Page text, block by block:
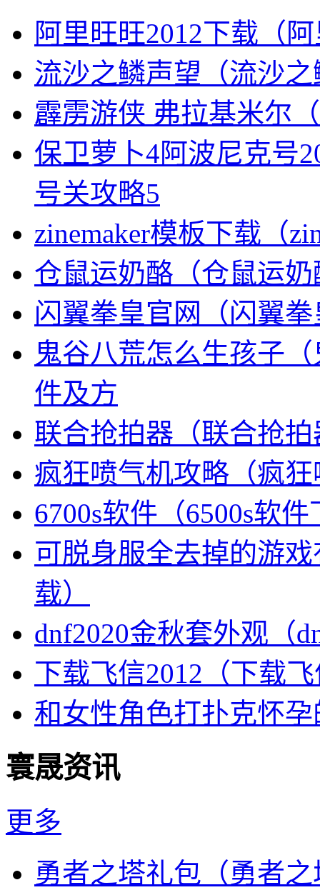
阿里旺旺2012下载（
流沙之鳞声望（流沙
霹雳游侠 弗拉基米尔
保卫萝卜4阿波尼克号
号关攻略5
zinemaker模板下载（
仓鼠运奶酪（仓鼠运
闪翼拳皇官网（闪翼
鬼谷八荒怎么生孩子
件及方
联合抢拍器（联合抢
疯狂喷气机攻略（疯
6700s软件（6500s软
可脱身服全去掉的游
载）
dnf2020金秋套外观（
下载飞信2012（下载
和女性角色打扑克怀
寰晟资讯
更多
勇者之塔礼包（勇者